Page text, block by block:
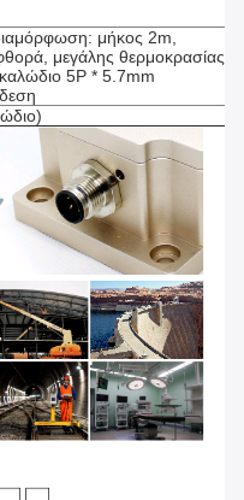
μήκος 2m,
μεγάλης θερμοκρασίας,
5P * 5.7mm